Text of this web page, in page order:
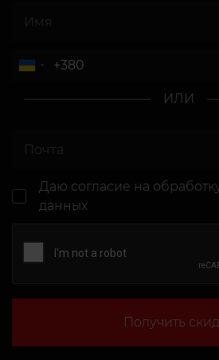
ИЛИ
Даю согласие на
данных
Получить